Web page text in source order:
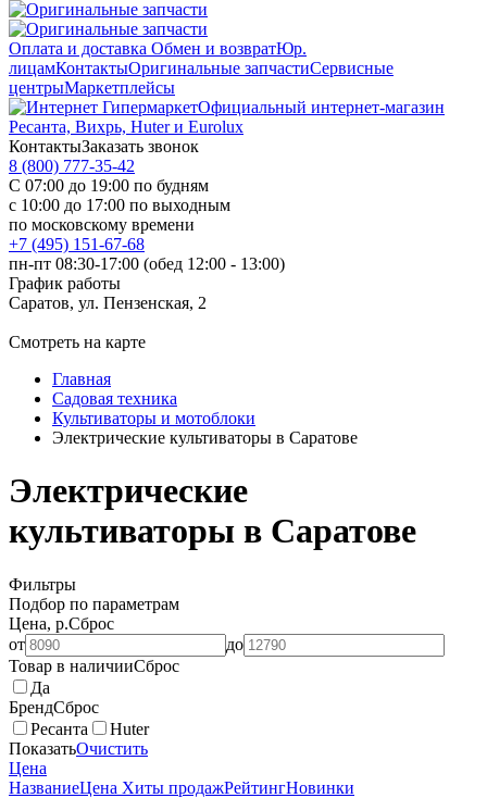
Оплата и доставка Обмен и возвратЮр.
лицамКонтактыОригинальные запчастиСервисные
центрыМаркетплейсы
Официальный интернет-магазин
Ресанта, Вихрь, Huter и Eurolux
КонтактыЗаказать звонок
8 (800) 777-35-42
С 07:00 до 19:00 по будням
с 10:00 до 17:00 по выходным
по московскому времени
+7 (495) 151-67-68
пн-пт 08:30-17:00 (обед 12:00 - 13:00)
График работы
Саратов, ул. Пензенская, 2
Смотреть на карте
Главная
Садовая техника
Культиваторы и мотоблоки
Электрические культиваторы в Саратове
Электрические
культиваторы в Саратове
Фильтры
Подбор по параметрам
Цена, р.Сброс
от
до
Товар в наличииСброс
Да
БрендСброс
Ресанта
Huter
ПоказатьОчистить
Цена
НазваниеЦена Хиты продажРейтингНовинки